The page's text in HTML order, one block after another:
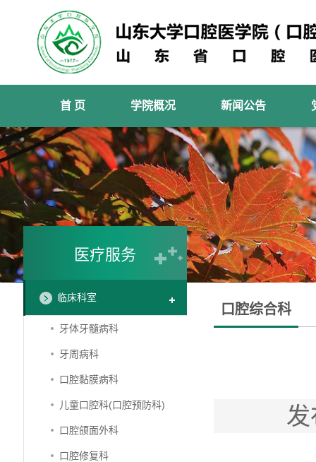
首 页 学院概况 新闻公告
医疗服务
临床科室
牙体牙髓病科
牙周病科
口腔黏膜病科
儿童口腔科(口腔预防科)
口腔颌面外科
口腔修复科
口腔综合科